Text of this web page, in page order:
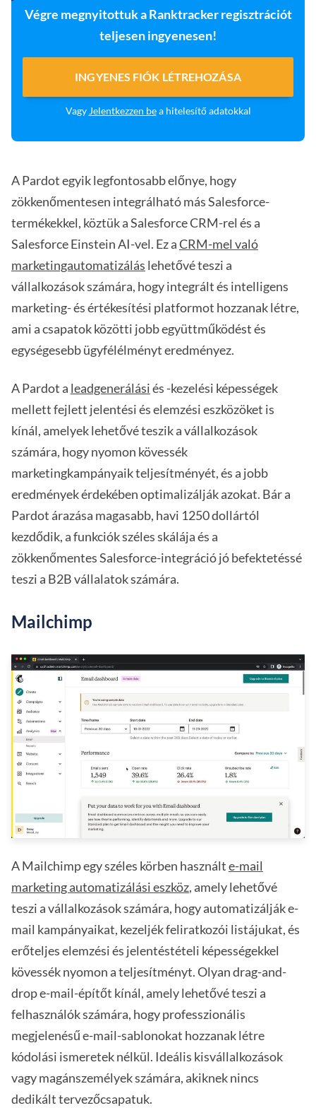
Végre megnyitottuk a Ranktracker regisztrációt
teljesen ingyenesen!
INGYENES FIÓK LÉTREHOZÁSA
Vagy Jelentkezzen bea hitelesítő adatokkal
A Pardot egyik legfontosabb előnye, hogy
zökkenőmentesen integrálható más Salesforce-
termékekkel, köztük a Salesforce CRM-rel és a
Salesforce Einstein AI-vel. Ez aCRM-mel való
marketingautomatizálás lehetővé teszi a
vállalkozások számára, hogy integrált és intelligens
marketing- és értékesítési platformot hozzanak létre,
ami a csapatok közötti jobb együttműködést és
egységesebb ügyfélélményt eredményez.
A Pardot a leadgenerálásiés -kezelési képességek
mellett fejlett jelentési és elemzési eszközöket is
kínál, amelyek lehetővé teszik a vállalkozások
számára, hogy nyomon kövessék
marketingkampányaik teljesítményét, és a jobb
eredmények érdekében optimalizálják azokat. Bár a
Pardot árazása magasabb, havi 1250 dollártól
kezdődik, a funkciók széles skálája és a
zökkenőmentes Salesforce-integráció jó befektetéssé
teszi a B2B vállalatok számára.
Mailchimp
A Mailchimp egy széles körben használte-mail
marketing automatizálási eszköz, amely lehetővé
teszi a vállalkozások számára, hogy automatizálják e-
mail kampányaikat, kezeljék feliratkozói listájukat, és
erőteljes elemzési és jelentéstételi képességekkel
kövessék nyomon a teljesítményt. Olyan drag-and-
drop e-mail-építőt kínál, amely lehetővé teszi a
felhasználók számára, hogy professzionális
megjelenésű e-mail-sablonokat hozzanak létre
kódolási ismeretek nélkül. Ideális kisvállalkozások
vagy magánszemélyek számára, akiknek nincs
dedikált tervezőcsapatuk.